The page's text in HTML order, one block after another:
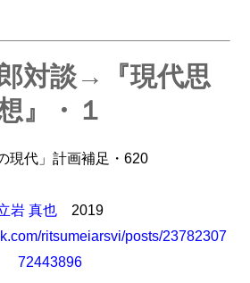
対談→『現代思
』・１
現代」計画補足・620
岩 真也 2019
ritsumeiarsvi/posts/23782307
72443896